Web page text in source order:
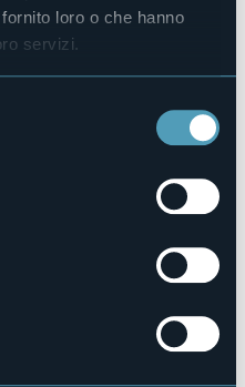
loro o che hanno
servizi.
capodanno-alla-piana?